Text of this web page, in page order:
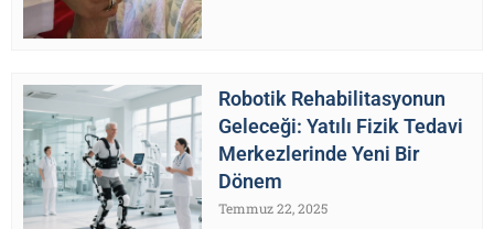
Robotik Rehabilitasyonun
Geleceği: Yatılı Fizik Tedavi
Merkezlerinde Yeni Bir
Dönem
Temmuz 22, 2025